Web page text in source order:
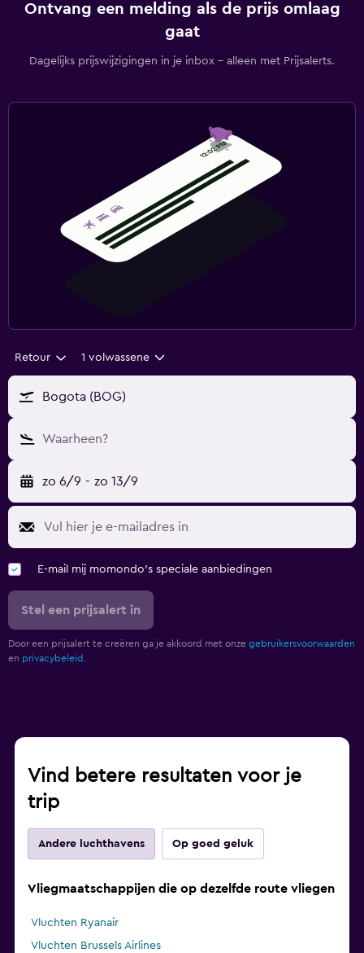
Ontvang een melding als de prijs omlaag
gaat
Dagelijks prijswijzigingen in je inbox - alleen met Prijsalerts.
Retour 1 volwassene
Bogota (BOG)
Waarheen?
zo 6/9 - zo 13/9
E-mail mij momondo's speciale aanbiedingen
Stel een prijsalert in
Door een prijsalert te creëren ga je akkoord met onze gebruikersvoorwaarden
en privacybeleid.
Vind betere resultaten voor je
trip
Andere luchthavens Op goed geluk
Vliegmaatschappijen die op dezelfde route vliegen
Vluchten Ryanair
Vluchten Brussels Airlines